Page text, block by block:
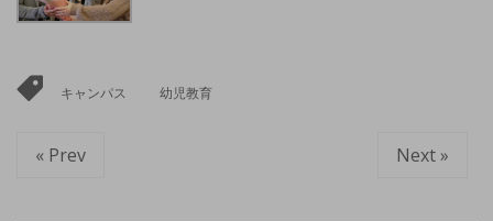
キャンパス 幼児教育
« Prev Next »